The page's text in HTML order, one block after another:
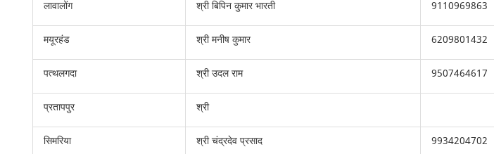
लावालोंग श्री बिपिन कुमार भारती 9110969863
मयूरहंड श्री मनीष कुमार 6209801432
पत्थलगदा श्री उदल राम 9507464617
प्रतापपुर श्री
सिमरिया श्री चंद्रदेव प्रसाद 9934204702